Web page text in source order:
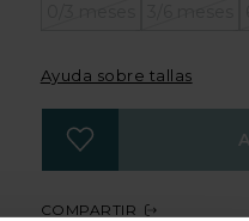
Ayuda sobre tallas
COMPARTIR